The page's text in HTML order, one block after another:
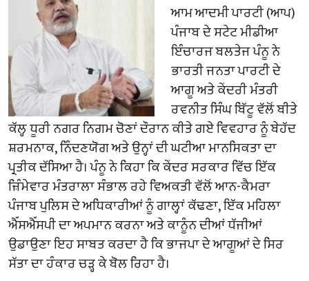
ਆਮ ਆਦਮੀ ਪਾਰਟੀ (ਆਪ)
ਪੰਜਾਬ ਦੇ ਸਟੇਟ ਮੀਡੀਆ
ਇੰਚਾਰਜ ਬਲਤੇਜ ਪੰਨੂ ਨੇ
ਭਾਰਤੀ ਜਨਤਾ ਪਾਰਟੀ ਦੇ
ਆਗੂ ਅਤੇ ਕੇਂਦਰੀ ਮੰਤਰੀ
ਰਵਨੀਤ ਸਿੰਘ ਬਿੱਟੂ ਵੱਲੋਂ ਬੀਤੇ
ਕੱਲ੍ਹ ਧੂਰੀ ਨਗਰ ਨਿਗਮ ਚੋਣਾਂ ਦੌਰਾਨ ਕੀਤੇ ਗਏ ਵਿਵਹਾਰ ਨੂੰ ਬੇਹੱਦ
ਸ਼ਰਮਨਾਕ, ਨਿੰਦਣਯੋਗ ਅਤੇ ਉਨ੍ਹਾਂ ਦੀ ਘਟੀਆ ਮਾਨਸਿਕਤਾ ਦਾ
ਪ੍ਰਤੀਕ ਦੱਸਿਆ ਹੈ। ਪੰਨੂ ਨੇ ਕਿਹਾ ਕਿ ਕੇਂਦਰ ਸਰਕਾਰ ਵਿੱਚ ਇੱਕ
ਜ਼ਿੰਮੇਵਾਰ ਮੰਤਰਾਲਾ ਸੰਭਾਲ ਰਹੇ ਵਿਅਕਤੀ ਵੱਲੋਂ ਆਨ-ਕੈਮਰਾ
ਪੰਜਾਬ ਪੁਲਿਸ ਦੇ ਅਧਿਕਾਰੀਆਂ ਨੂੰ ਗਾਲ੍ਹਾਂ ਕੱਢਣਾ, ਇੱਕ ਮਹਿਲਾ
ਐੱਸਐੱਸਪੀ ਦਾ ਅਪਮਾਨ ਕਰਨਾ ਅਤੇ ਕਾਨੂੰਨ ਦੀਆਂ ਧੱਜੀਆਂ
ਉਡਾਉਣਾ ਇਹ ਸਾਬਤ ਕਰਦਾ ਹੈ ਕਿ ਭਾਜਪਾ ਦੇ ਆਗੂਆਂ ਦੇ ਸਿਰ
ਸੱਤਾ ਦਾ ਹੰਕਾਰ ਚੜ੍ਹ ਕੇ ਬੋਲ ਰਿਹਾ ਹੈ।